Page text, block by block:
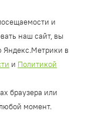
ПД
и
наш сайт, вы
в
и Политикой
браузера или
момент.